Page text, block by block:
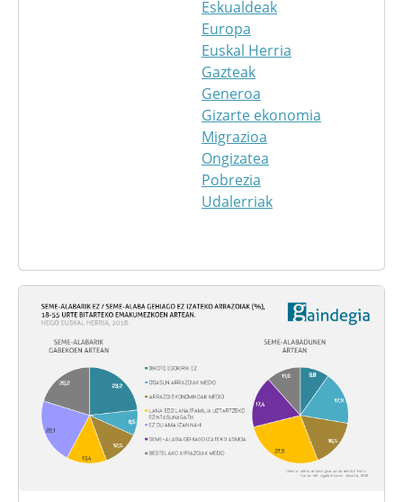
Eskualdeak
Europa
Euskal Herria
Gazteak
Generoa
Gizarte ekonomia
Migrazioa
Ongizatea
Pobrezia
Udalerriak